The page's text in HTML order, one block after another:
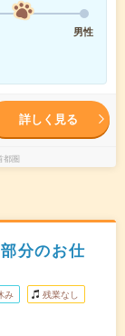
男性
詳しく見る
都圏
分のお仕
み 残業なし